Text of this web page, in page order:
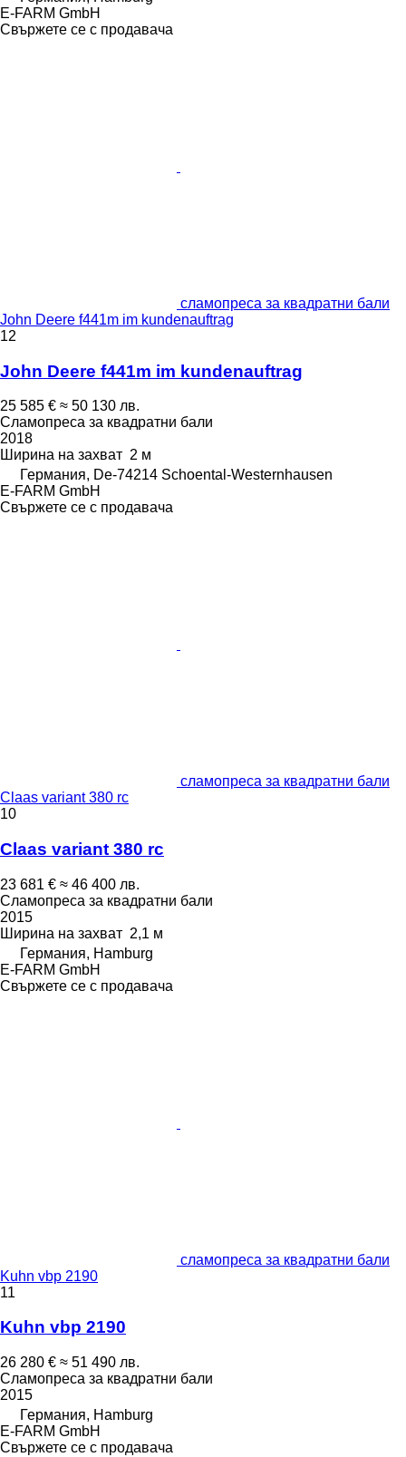
E-FARM GmbH
Свържете се с продавача
сламопреса за квадратни бали
John Deere f441m im kundenauftrag
12
John Deere f441m im kundenauftrag
25 585 € ≈ 50 130 лв.
Сламопреса за квадратни бали
2018
Ширина на захват 2 м
Германия, De-74214 Schoental-Westernhausen
E-FARM GmbH
Свържете се с продавача
сламопреса за квадратни бали
Claas variant 380 rc
10
Claas variant 380 rc
23 681 € ≈ 46 400 лв.
Сламопреса за квадратни бали
2015
Ширина на захват 2,1 м
Германия, Hamburg
E-FARM GmbH
Свържете се с продавача
сламопреса за квадратни бали
Kuhn vbp 2190
11
Kuhn vbp 2190
26 280 € ≈ 51 490 лв.
Сламопреса за квадратни бали
2015
Германия, Hamburg
E-FARM GmbH
Свържете се с продавача